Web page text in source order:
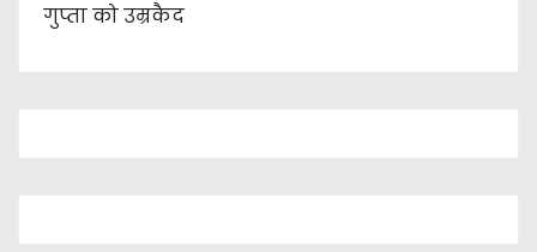
गुप्ता को उम्रकैद